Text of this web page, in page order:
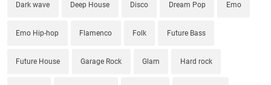
Dark wave Deep House Disco Dream Pop Emo
Emo Hip-hop Flamenco Folk Future Bass
Future House Garage Rock Glam Hard rock